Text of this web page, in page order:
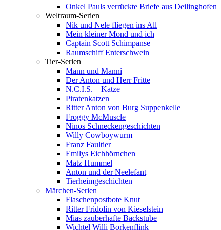
Onkel Pauls verrückte Briefe aus Deilinghofen
Weltraum-Serien
Nik und Nele fliegen ins All
Mein kleiner Mond und ich
Captain Scott Schimpanse
Raumschiff Enterschwein
Tier-Serien
Mann und Manni
Der Anton und Herr Fritte
N.C.I.S. – Katze
Piratenkatzen
Ritter Anton von Burg Suppenkelle
Froggy McMuscle
Ninos Schneckengeschichten
Willy Cowboywurm
Franz Faultier
Emilys Eichhörnchen
Matz Hummel
Anton und der Neelefant
Tierheimgeschichten
Märchen-Serien
Flaschenpostbote Knut
Ritter Fridolin von Kieselstein
Mias zauberhafte Backstube
Wichtel Willi Borkenflink